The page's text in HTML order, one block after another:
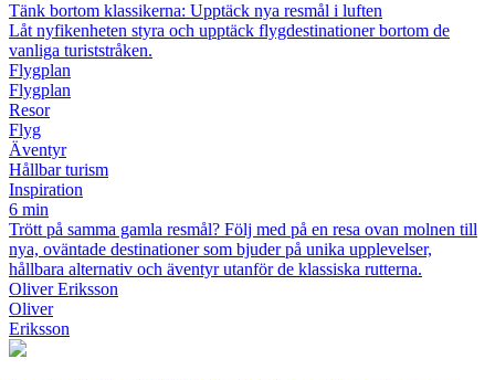
Tänk bortom klassikerna: Upptäck nya resmål i luften
Låt nyfikenheten styra och upptäck flygdestinationer bortom de
vanliga turiststråken.
Flygplan
Flygplan
Resor
Flyg
Äventyr
Hållbar turism
Inspiration
6 min
Trött på samma gamla resmål? Följ med på en resa ovan molnen till
nya, oväntade destinationer som bjuder på unika upplevelser,
hållbara alternativ och äventyr utanför de klassiska rutterna.
Oliver Eriksson
Oliver
Eriksson